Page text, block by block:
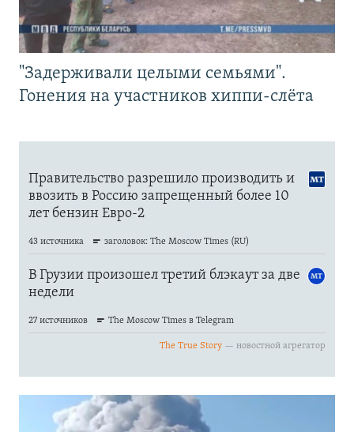
"Задерживали целыми семьями".
Гонения на участников хиппи-слёта